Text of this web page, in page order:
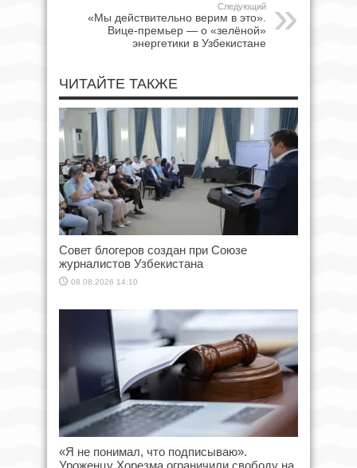
Следующий
«Мы действительно верим в это».
Вице-премьер — о «зелёной»
энергетики в Узбекистане
ЧИТАЙТЕ ТАКЖЕ
Совет блогеров создан при Союзе
журналистов Узбекистана
08.08.2026 14:10
«Я не понимал, что подписываю».
Уроженцу Хорезма ограничили свободу на